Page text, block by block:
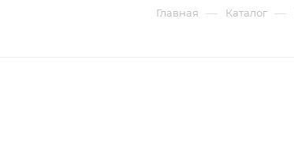
Главная — Каталог —